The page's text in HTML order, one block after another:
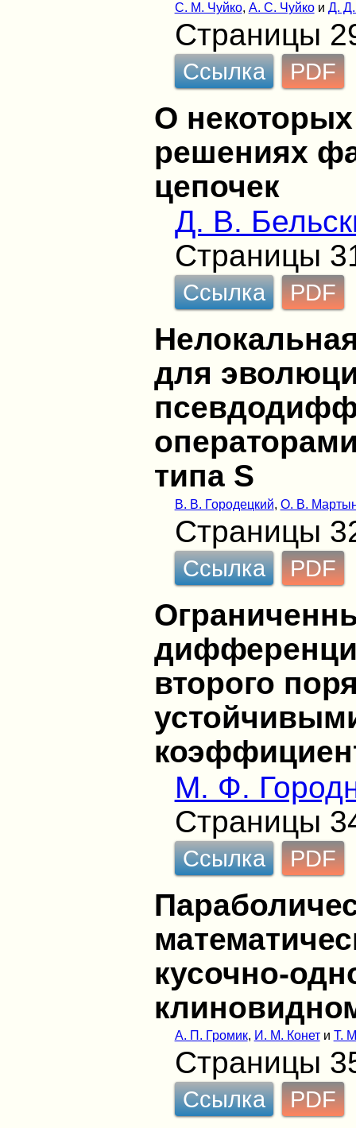
С. М. Чуйко, A. С. Чуйкои Д. Д.
Страницы
Ссылка PDF
О
решениях
цепочек
Д. В.
Страницы
Ссылка PDF
для
типа S
В. В. Городецкий, О. В.
Страницы
Ссылка PDF
второго
М. Ф.
Страницы
Ссылка PDF
кусочно-
А. П. Громик, И. М. Конети Т.
Страницы
Ссылка PDF